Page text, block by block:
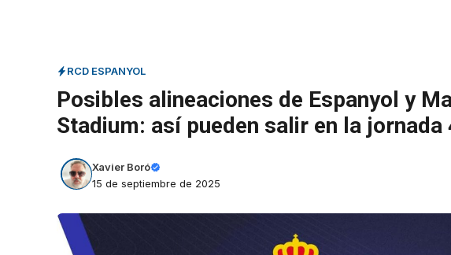
RCD ESPANYOL
Posibles alineaciones de Espanyol y
Stadium: así pueden salir en la jornada
Xavier Boró
15 de septiembre de 2025